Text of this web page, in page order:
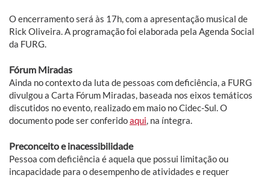
O encerramento será às 17h, com a apresentação musical de
Rick Oliveira. A programação foi elaborada pela Agenda Social
da FURG.
Fórum Miradas
Ainda no contexto da luta de pessoas com deficiência, a FURG
divulgou a Carta Fórum Miradas, baseada nos eixos temáticos
discutidos no evento, realizado em maio no Cidec-Sul. O
documento pode ser conferidoaqui, na íntegra.
Preconceito e inacessibilidade
Pessoa com deficiência é aquela que possui limitação ou
incapacidade para o desempenho de atividades e requer